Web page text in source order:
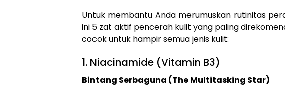
Untuk membantu Anda merumuskan rutinitas
ini 5 zat aktif pencerah kulit yang paling
cocok untuk hampir semua jenis kulit:
1. Niacinamide (Vitamin B3)
Bintang Serbaguna (The Multitasking Star)